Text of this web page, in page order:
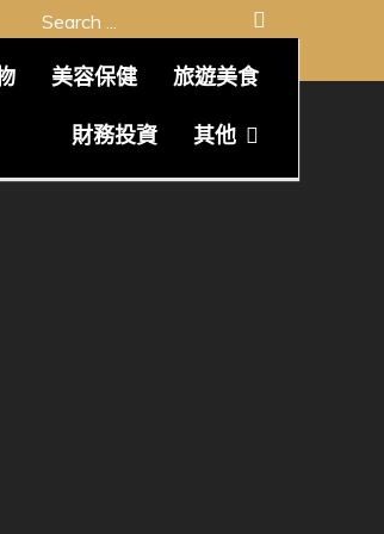
Search
美容保健 旅遊美食
財務投資 其他